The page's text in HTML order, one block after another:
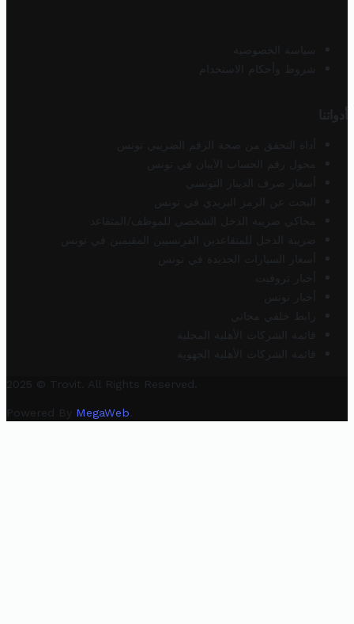
سياسة الخصوصية
شروط وأحكام الاستخدام
أدواتنا
أداة التحقق من صحة الرقم الضريبي تونس
محول رقم الحساب الآيبان في تونس
أسعار صرف الدينار التونسي
البحث عن الرمز البريدي في تونس
محاكي ضريبة الدخل الشخصي للموظف/المتقاعد
ضريبة الدخل للمتقاعدين الفرنسيين المقيمين في تونس
أسعار السيارات الجديدة في تونس
أخبار تروفيت
أخبار تونس
رابط خلفي مجاني
قائمة الشركات الأهلية المحلية
قائمة الشركات الأهلية الجهوية
2025 © Trovit. All Rights Reserved.
Powered By MegaWeb